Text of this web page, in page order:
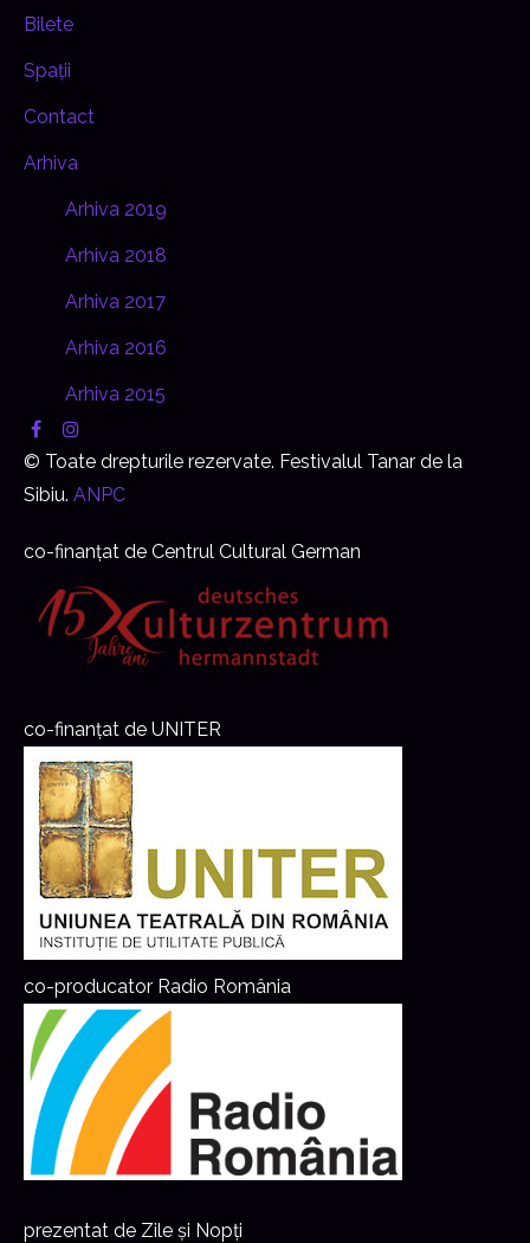
Bilete
Spații
Contact
Arhiva
Arhiva 2019
Arhiva 2018
Arhiva 2017
Arhiva 2016
Arhiva 2015
© Toate drepturile rezervate. Festivalul Tanar de la
Sibiu. ANPC
co-finanțat de Centrul Cultural German
co-finanțat de UNITER
co-producator Radio România
prezentat de Zile și Nopți